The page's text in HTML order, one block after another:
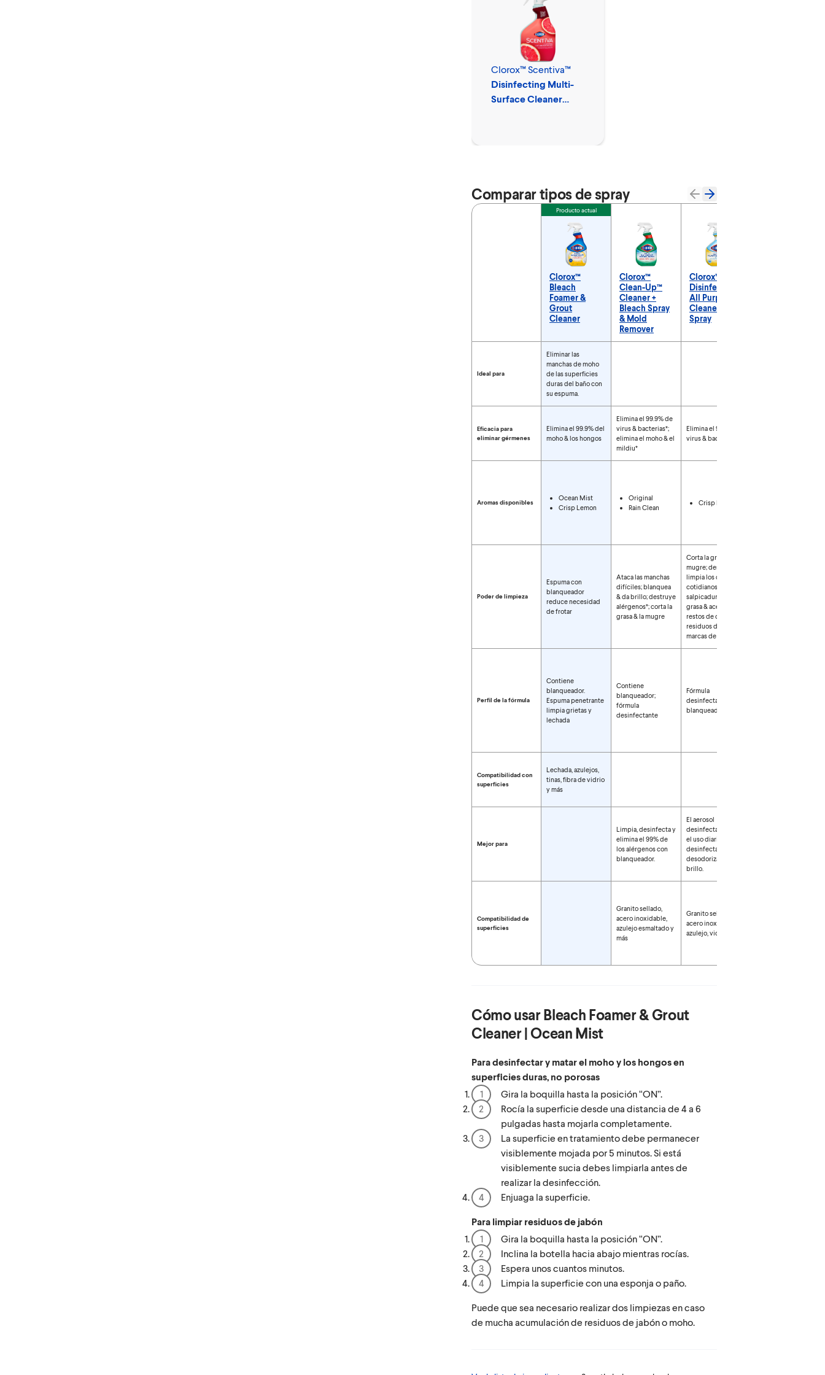
Clorox™ Scentiva™
Disinfecting Multi-
Surface Cleaner
Comparar tipos de spray
Feature Producto actual
Clorox™
Bleach
Foamer &
Grout
Cleaner
Clorox™
Clean-Up™
Cleaner +
Bleach Spray
& Mold
Remover
Clorox™
Disinfecting
All Purpose
Cleaner
Spray
Ideal para
Eliminar las
manchas de moho
de las superficies
duras del baño con
su espuma.
Eficacia para
eliminar gérmenes
Elimina el 99.9% del
moho & los hongos
Elimina el 99.9% de
virus & bacterias*;
elimina el moho & el
mildiu*
Elimina el 99.9% de
virus & bacterias*
Aromas disponibles
Ocean Mist
Crisp Lemon
Original
Rain Clean
Crisp Lemon
Poder de limpieza
Espuma con
blanqueador
reduce necesidad
de frotar
Ataca las manchas
difíciles; blanquea
& da brillo; destruye
alérgenos*; corta la
grasa & la mugre
Corta la grasa & la
mugre; desodoriza;
limpia los desastres
cotidianos como
salpicaduras de
grasa & aceite,
restos de comida,
residuos de jabón,
marcas de agua
Perfil de la fórmula
Contiene
blanqueador.
Espuma penetrante
limpia grietas y
lechada
Contiene
blanqueador;
fórmula
desinfectante
Fórmula
desinfectante sin
blanqueador
Compatibilidad con
superficies
Lechada, azulejos,
tinas, fibra de vidrio
y más
Mejor para
Limpia, desinfecta y
elimina el 99% de
los alérgenos con
blanqueador.
El aerosol
desinfectante para
el uso diario limpia,
desinfecta,
desodoriza y da
brillo.
Compatibilidad de
superficies
Granito sellado,
acero inoxidable,
azulejo esmaltado y
más
Granito sellado,
acero inoxidable,
azulejo, vidrio y más
Cómo usarBleach Foamer & Grout
Cleaner | Ocean Mist
Para desinfectar y matar el moho y los hongos en
superficies duras, no porosas
Gira la boquilla hasta la posición “ON”.
Rocía la superficie desde una distancia de 4 a 6
pulgadas hasta mojarla completamente.
La superficie en tratamiento debe permanecer
visiblemente mojada por 5 minutos. Si está
visiblemente sucia debes limpiarla antes de
realizar la desinfección.
Enjuaga la superficie.
Para limpiar residuos de jabón
Gira la boquilla hasta la posición “ON”.
Inclina la botella hacia abajo mientras rocías.
Espera unos cuantos minutos.
Limpia la superficie con una esponja o paño.
Puede que sea necesario realizar dos limpiezas en caso
de mucha acumulación de residuos de jabón o moho.